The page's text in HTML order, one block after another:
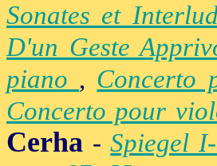
Sonates et
D'un Geste
piano , Concerto
Concerto pour
Cerha -Spiegel